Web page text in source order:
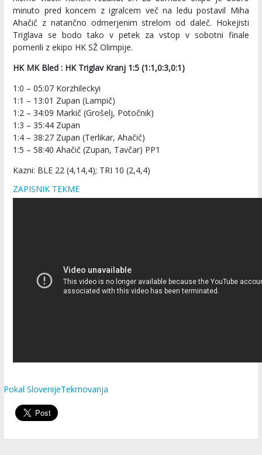
minuto pred koncem z igralcem več na ledu postavil Miha
Ahačič z natančno odmerjenim strelom od daleč. Hokejisti
Triglava se bodo tako v petek za vstop v sobotni finale
pomerili z ekipo HK SŽ Olimpije.
HK MK Bled : HK Triglav Kranj 1:5 (1:1,0:3,0:1)
1:0 – 05:07 Korzhileckyi
1:1 – 13:01 Zupan (Lampič)
1:2 – 34:09 Markič (Grošelj, Potočnik)
1:3 – 35:44 Zupan
1:4 – 38:27 Zupan (Terlikar, Ahačič)
1:5 – 58:40 Ahačič (Zupan, Tavčar) PP1
Kazni: BLE 22 (4,14,4); TRI 10 (2,4,4)
ZAPISNIK TEKME
Pokal SlovenijeTekmovanja